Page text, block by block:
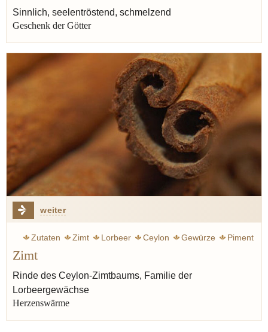
Sinnlich, seelentröstend, schmelzend
Geschenk der Götter
weiter
Zutaten Zimt Lorbeer Ceylon Gewürze
Piment
Zimt
Rinde des Ceylon-Zimtbaums, Familie der
Lorbeergewächse
Herzenswärme